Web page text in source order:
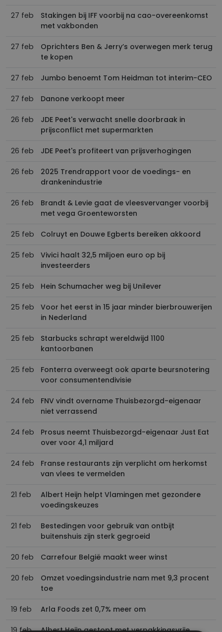
27 feb
Stakingen bij IFF voorbij na cao-overeenkomst
met vakbonden
27 feb
Oprichters Ben & Jerry’s overwegen merk terug
te kopen
27 feb Jumbo benoemt Tom Heidman tot interim-CEO
27 feb Danone verkoopt meer
26 feb
JDE Peet's verwacht snelle doorbraak in
prijsconflict met supermarkten
26 feb JDE Peet's profiteert van prijsverhogingen
26 feb
2025 Trendrapport voor de voedings- en
drankenindustrie
26 feb
Brandt & Levie gaat de vleesvervanger voorbij
met vega Groenteworsten
25 feb Colruyt en Douwe Egberts bereiken akkoord
25 feb
Vivici haalt 32,5 miljoen euro op bij
investeerders
25 feb Hein Schumacher weg bij Unilever
25 feb
Voor het eerst in 15 jaar minder bierbrouwerijen
in Nederland
25 feb
Starbucks schrapt wereldwijd 1100
kantoorbanen
25 feb
Fonterra overweegt ook aparte beursnotering
voor consumentendivisie
24 feb
FNV vindt overname Thuisbezorgd-eigenaar
niet verrassend
24 feb
Prosus neemt Thuisbezorgd-eigenaar Just Eat
over voor 4,1 miljard
24 feb
Franse restaurants zijn verplicht om herkomst
van vlees te vermelden
21 feb
Albert Heijn helpt Vlamingen met gezondere
voedingskeuzes
21 feb
Bestedingen voor gebruik van ontbijt
buitenshuis zijn sterk gegroeid
20 feb Carrefour België maakt weer winst
20 feb
Omzet voedingsindustrie nam met 9,3 procent
toe
19 feb Arla Foods zet 0,7% meer om
19 feb Albert Heijn gestopt met verpakkingsvrije